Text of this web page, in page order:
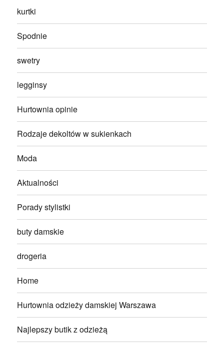
kurtki
Spodnie
swetry
legginsy
Hurtownia opinie
Rodzaje dekoltów w sukienkach
Moda
Aktualności
Porady stylistki
buty damskie
drogeria
Home
Hurtownia odzieży damskiej Warszawa
Najlepszy butik z odzieżą